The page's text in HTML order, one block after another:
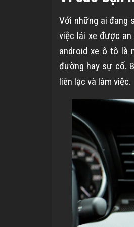
Với những ai đang
việc lái xe được
android xe ô tô là
đường hay sự cố.
liên lạc và làm việc.